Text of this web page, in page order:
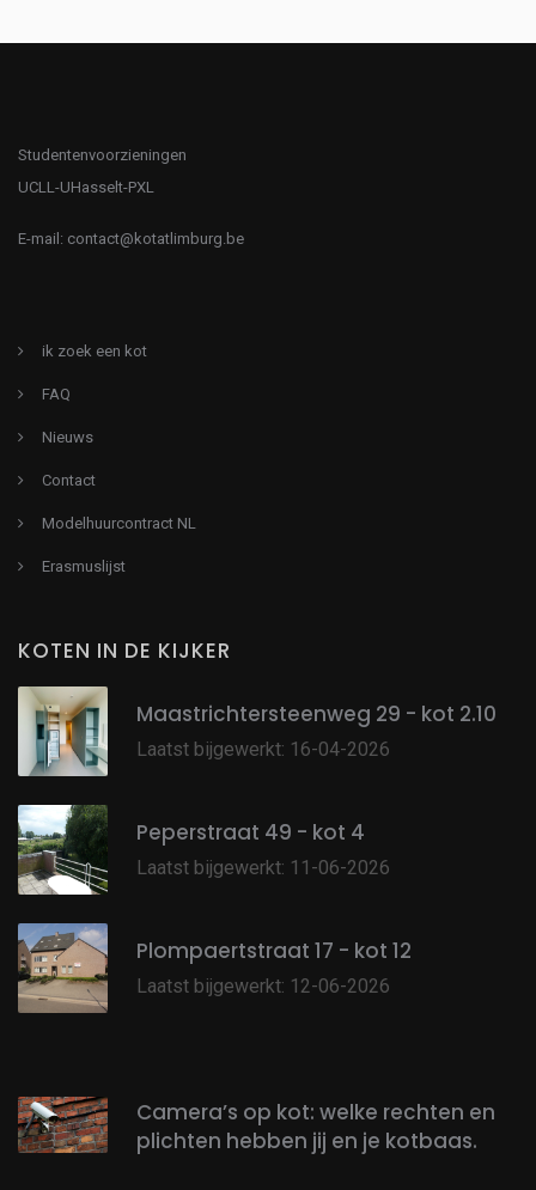
Studentenvoorzieningen
UCLL-UHasselt-PXL
E-mail: contact@kotatlimburg.be
ik zoek een kot
FAQ
Nieuws
Contact
Modelhuurcontract NL
Erasmuslijst
KOTEN IN DE KIJKER
Maastrichtersteenweg 29 - kot 2.10
Laatst bijgewerkt: 16-04-2026
Peperstraat 49 - kot 4
Laatst bijgewerkt: 11-06-2026
Plompaertstraat 17 - kot 12
Laatst bijgewerkt: 12-06-2026
Camera’s op kot: welke rechten en
plichten hebben jij en je kotbaas.